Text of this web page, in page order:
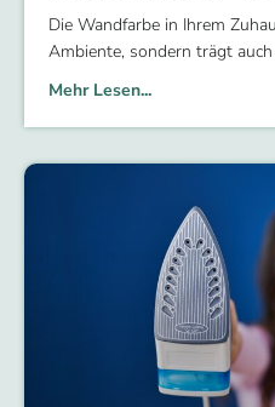
Die Wandfarbe in Ihrem
Ambiente, sondern trägt
Mehr Lesen...